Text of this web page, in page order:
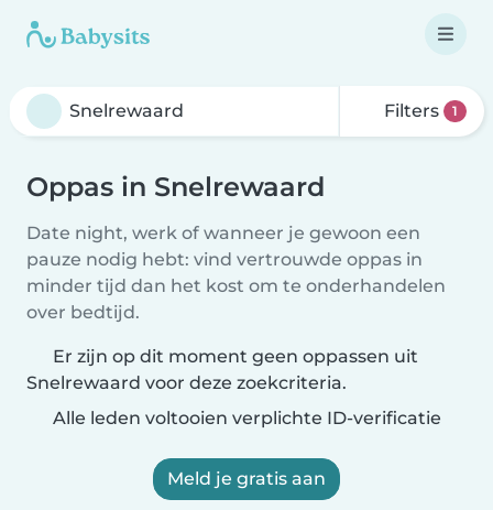
Filters 1
Oppas in Snelrewaard
Date night, werk of wanneer je gewoon een
pauze nodig hebt: vind vertrouwde oppas in
minder tijd dan het kost om te onderhandelen
over bedtijd.
Er zijn op dit moment geen oppassen uit
Snelrewaard voor deze zoekcriteria.
Alle leden voltooien verplichte ID-verificatie
Meld je gratis aan